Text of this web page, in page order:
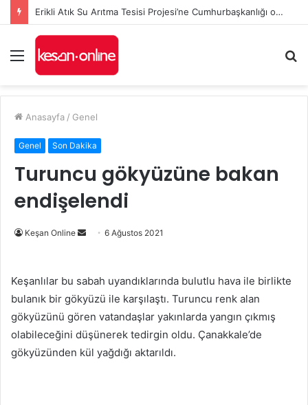
İl Genel Meclisi’nde Edirne’yi deniz hudut kapısına bir adım daha yaklaştıran Enez Limanı kararı
Menü
...
Anasayfa / Genel
Genel Son Dakika
Turuncu gökyüzüne bakan
endişelendi
Keşan Online
Bir
göndermek
6 Ağustos 2021
Keşanlılar bu sabah uyandıklarında bulutlu hava ile birlikte
bulanık bir gökyüzü ile karşılaştı. Turuncu renk alan
gökyüzünü gören vatandaşlar yakınlarda yangın çıkmış
olabileceğini düşünerek tedirgin oldu. Çanakkale’de
gökyüzünden kül yağdığı aktarıldı.